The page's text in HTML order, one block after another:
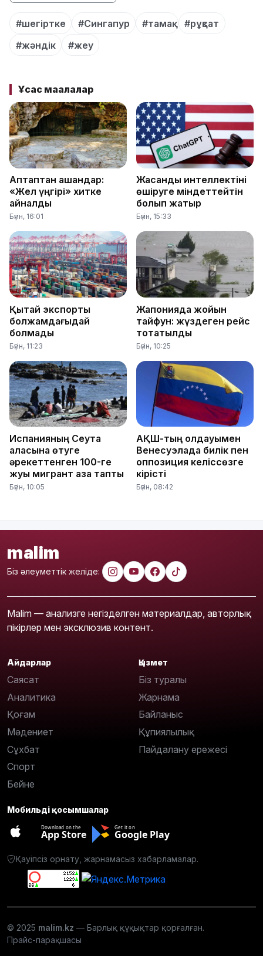
#шегіртке #Сингапур #тамақ
#рұқсат
#жәндік
#жеу
Ұқсас мақалалар
Аптаптан қашқандар:
«Жел үңгірі» хитке
айналды
Бүгін, 16:01
Жасанды интеллектіні
өшіруге міндеттейтін
болып жатыр
Бүгін, 15:33
Қытай экспорты
болжамдағыдай
болмады
Бүгін, 11:23
Жапонияда жойқын
тайфун: жүздеген рейс
тоқтатылды
Бүгін, 10:25
Испанияның Сеута
қаласына өтуге
әрекеттенген 100-ге
жуық мигрант қаза тапты
Бүгін, 10:05
АҚШ-тың қолдауымен
Венесуэлада билік пен
оппозиция келіссөзге
кірісті
Бүгін, 08:42
malim
Біз әлеуметтік желіде:
Malim — анализге негізделген материалдар, авторлық
пікірлер мен эксклюзив контент.
Айдарлар
Саясат
Аналитика
Қоғам
Мәдениет
Сұхбат
Спорт
Бейне
Қызмет
Біз туралы
Жарнама
Байланыс
Құпиялылық
Пайдалану ережесі
Мобильді қосымшалар
Download on the
App Store
Get it on
Google Play
Қауіпсіз орнату, жарнамасыз хабарламалар.
© 2025 malim.kz — Барлық құқықтар қорғалған.
Прайс-парақшасы